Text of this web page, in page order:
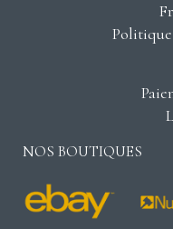
NOS BOUTIQUES